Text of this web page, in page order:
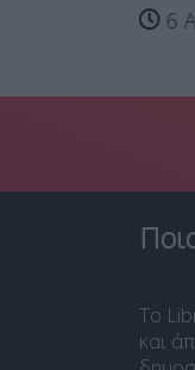
6
Το
και